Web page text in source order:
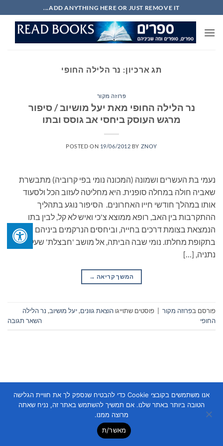
to
content
ADD ANYTHING HERE OR JUST REMOVE IT...
תג ארכיון: נר הלילה החופי
פרוזה מקור
נר הלילה החופי מאת יעל מושיוב / סיפור
מרגש העוסק ביחסי אב גוסס ובתו
POSTED ON 19/06/2012 BY ZNOY
נעמי בת העשרים ושמונה (המכונה נומי בפי קרוביה) מתבשרת
שאביה חולה במחלה סופנית. היא מחליטה לעזוב הכל ולסעוד
אותו במהלך חודשי חייו האחרונים. הסיפור נוגע בתהליך
ההתקרבות בין האב, רופא ממוצא צ'כי ואיש לא קל, לבין בתו
הנמצאת בצומת דרכים בחייה, וביחסים הנרקמים ביניהם
בתקופת מחלתו. נומי שבה הביתה, אל מושב 'חבצלת' שעל יד
נתניה, […]
המשך קריאה →
פורסם בפרוזה מקור פוסטים שתוייגו הוצאת גוונים,יעל מושיוב, נר הלילה
החופי
השאר תגובה
Copyright 2026 © Flatsome Theme
אנו משתמשים בקובצי Cookie כדי להבטיח שנספק לך את חוויית הגלישה
הטובה ביותר באתר שלנו. אם תמשיך להשתמש באתר זה, נניח שאתה
מרוצה ממנו.
מאשר/ת